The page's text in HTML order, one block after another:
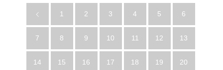
1 2 3 4 5 6
7 8 9 10 11 12 13
14 15 16 17 18 19 20